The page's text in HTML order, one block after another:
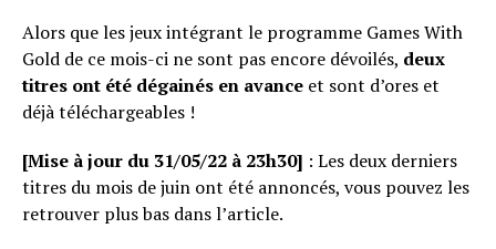
Alors que les jeux intégrant le programme Games With
Gold de ce mois-ci ne sont pas encore dévoilés, deux
titres ont été dégainés en avance et sont d’ores et
déjà téléchargeables !
[Mise à jour du 31/05/22 à 23h30] : Les deux derniers
titres du mois de juin ont été annoncés, vous pouvez les
retrouver plus bas dans l’article.